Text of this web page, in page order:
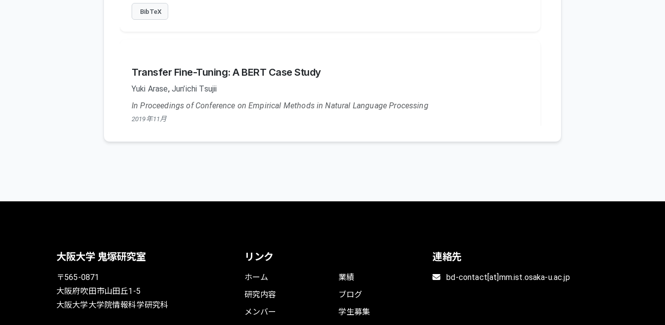
BibTeX
Transfer Fine-Tuning: A BERT Case Study
Yuki Arase, Jun’ichi Tsujii
In Proceedings of Conference on Empirical Methods in Natural Language Processing
2019年11月
BibTeX
Contextualized context2vec
2019年11月
大阪大学 鬼塚研究室
〒565-0871
大阪府吹田市山田丘1-5
大阪大学大学院情報科学研究科
リンク
ホーム
研究内容
メンバー
業績
ブログ
学生募集
連絡先
bd-contact[at]mm.ist.osaka-u.ac.jp